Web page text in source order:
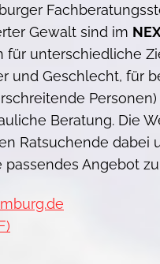
Gewalt sind im
für unterschiedliche
und Geschlecht, für
Beratung. Die
Ratsuchende dabei
passendes Angebot